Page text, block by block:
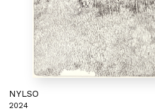
NYLSO
2024